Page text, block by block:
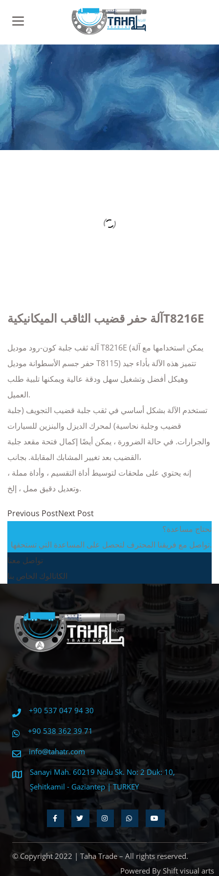
آلة حفر قضيب الثاقب الميكانيكيةT8216E
آلة ثقب جلبة كون-رود موديل T8216E (يمكن استخدامها مع آلة
حفر جسم الأسطوانة موديل T8115) تتميز هذه الآلة بأداء جيد
وهيكل أفضل وتشغيل سهل ودقة عالية ويمكنها تلبية طلب
العميل.
تستخدم الآلة بشكل أساسي في ثقب جلبة قضيب التجويف (جلبة
قضيب وجلبة نحاسية) لمحرك الديزل والبنزين للسيارات
والجرارات. في حالة الضرورة ، يمكن أيضًا إكمال فتحة مقعد جلبة
القضيب بعد تغيير المشابك المقابلة. بجانب،
إنه يحتوي على ملحقات لتوسيط أداة التقسيم ، وأداة مملة ،
وتعديل دقيق ممل ، إلخ.
Previous PostNext Post
تحتاج مساعدة؟
تواصل مع فريقنا المحترف لتحصل على المساعدة التي تستحقها.
تواصل معنا
الكاتالوك الخاص بنا
+90 537 047 94 30
+90 538 362 39 71
info@tahatr.com
Sanayi Mah. 60219 Nolu Sk. No: 2 Dük: 10,
Şehitkamil - Gaziantep | TURKEY
© Copyright 2022 | Taha Trade – All rights reserved.
Powered By Shift visual arts